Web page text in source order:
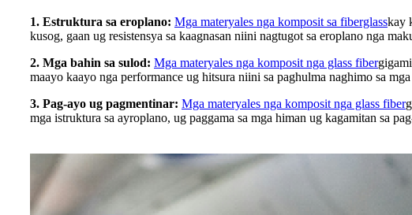
1. Estruktura sa eroplano: Mga materyales nga komposit sa fiberglasskay
kusog, gaan ug resistensya sa kaagnasan niini nagtugot sa eroplano nga
2. Mga bahin sa sulod: Mga materyales nga komposit nga glass fiber
maayo kaayo nga performance ug hitsura niini sa paghulma naghimo sa
3. Pag-ayo ug pagmentinar: Mga materyales nga komposit nga glass fiber
mga istruktura sa ayroplano, ug paggama sa mga himan ug kagamitan sa